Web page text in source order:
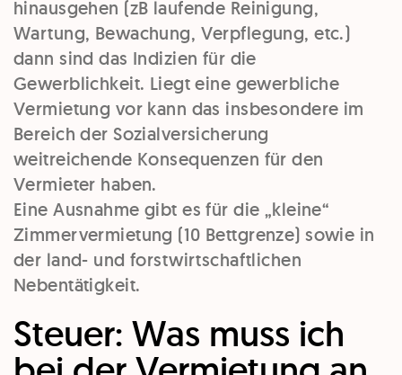
hinausgehen (zB laufende Reinigung,
Wartung, Bewachung, Verpflegung, etc.)
dann sind das Indizien für die
Gewerblichkeit. Liegt eine gewerbliche
Vermietung vor kann das insbesondere im
Bereich der Sozialversicherung
weitreichende Konsequenzen für den
Vermieter haben.
Eine Ausnahme gibt es für die „kleine“
Zimmervermietung (10 Bettgrenze) sowie in
der land- und forstwirtschaftlichen
Nebentätigkeit.
Steuer: Was muss ich